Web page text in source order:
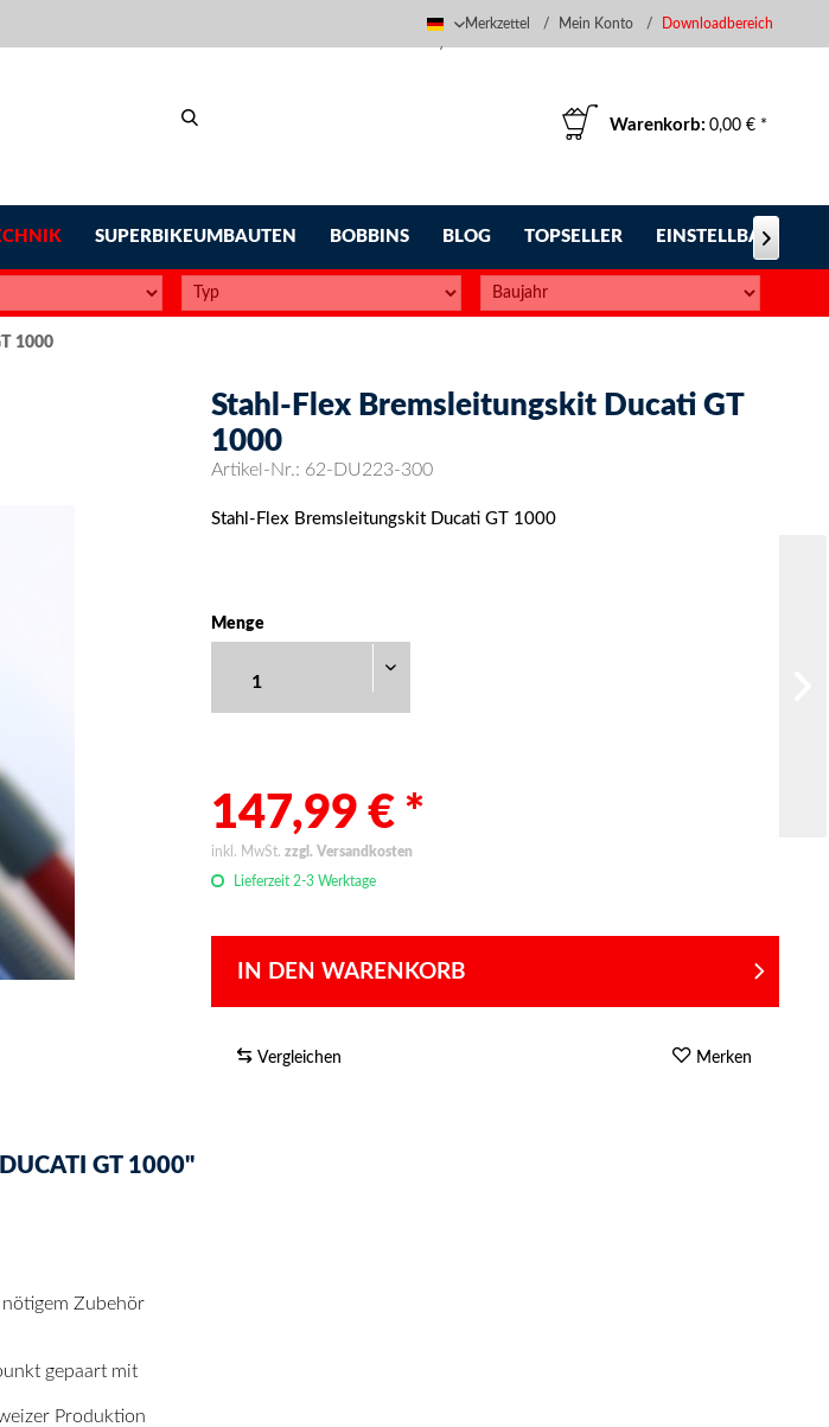
Deutsch
Merkzettel Mein Konto Downloadbereich
Warenkorb: 0,00 € *
SUPERBIKEUMBAUTEN BOBBINS BLOG TOPSELLER EINSTELLBARE

1000
Stahl-Flex Bremsleitungskit Ducati GT
1000
Artikel-Nr.: 62-DU223-300
Stahl-Flex Bremsleitungskit Ducati GT 1000
Menge
147,99 € *
inkl. MwSt.zzgl. Versandkosten
Lieferzeit 2-3 Werktage
IN DEN WARENKORB
Vergleichen Merken
GT 1000"
Zubehör
gepaart mit
Produktion